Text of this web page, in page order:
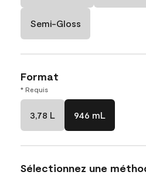
Semi-Gloss
Format
* Requis
3,78 L 946 mL
Sélectionnez une